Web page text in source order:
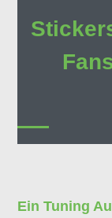
Ein Tuning